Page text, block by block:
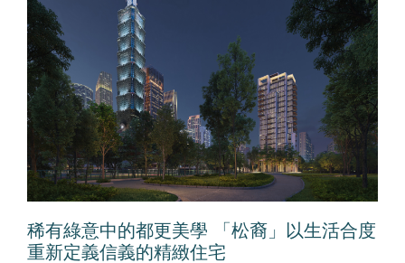
稀有綠意中的都更美學 「松裔」以生活合度
重新定義信義的精緻住宅